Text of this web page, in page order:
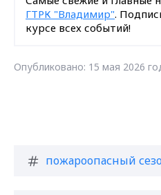
ГТРК "Владимир".
курсе всех событий!
Опубликовано: 15 мая 2026
пожароопасный